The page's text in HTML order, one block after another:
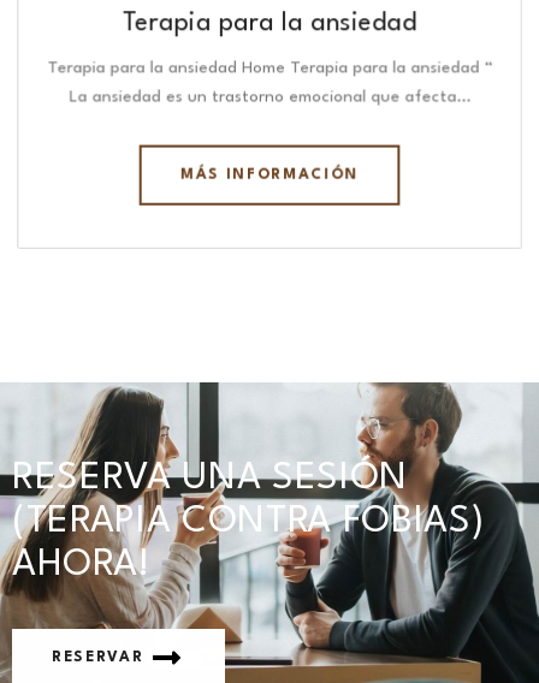
Terapia para la ansiedad
Terapia para la ansiedad Home Terapia para la ansiedad “
La ansiedad es un trastorno emocional que afecta…
MÁS INFORMACIÓN
RESERVA UNA SESIÓN
(TERAPIA CONTRA FOBIAS)
AHORA!
RESERVAR